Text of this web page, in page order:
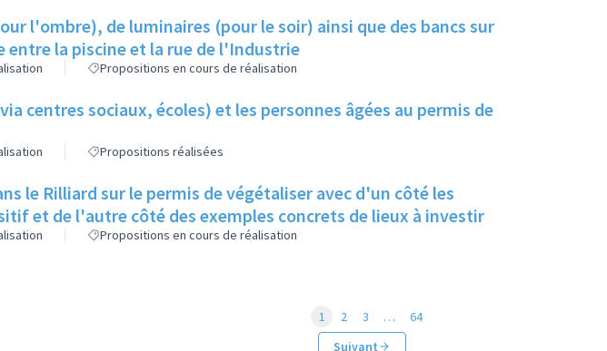
l'ombre), de luminaires (pour le soir) ainsi que des bancs sur
entre la piscine et la rue de l'Industrie
Propositions en cours de réalisation
centres sociaux, écoles) et les personnes âgées au permis de
Propositions réalisées
le Rilliard sur le permis de végétaliser avec d'un côté les
et de l'autre côté des exemples concrets de lieux à investir
Propositions en cours de réalisation
1 2 3 …
64
Suivant